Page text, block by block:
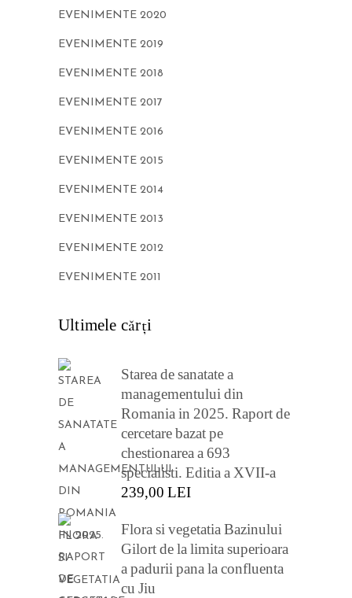
EVENIMENTE 2020
EVENIMENTE 2019
EVENIMENTE 2018
EVENIMENTE 2017
EVENIMENTE 2016
EVENIMENTE 2015
EVENIMENTE 2014
EVENIMENTE 2013
EVENIMENTE 2012
EVENIMENTE 2011
Ultimele cărţi
Starea de sanatate a
managementului din
Romania in 2025. Raport de
cercetare bazat pe
chestionarea a 693
specialisti. Editia a XVII-a
239,00 LEI
Flora si vegetatia Bazinului
Gilort de la limita superioara
a padurii pana la confluenta
cu Jiu